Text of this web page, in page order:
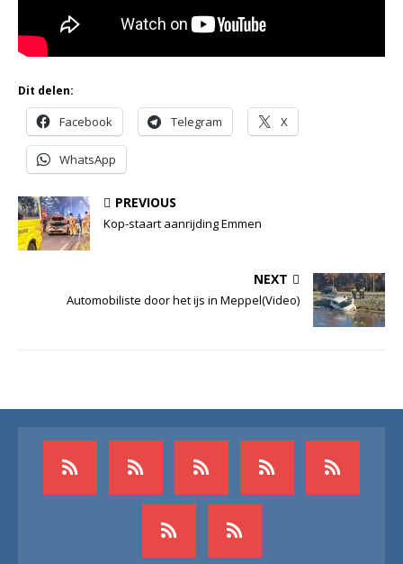
Dit delen:
Facebook Telegram X
WhatsApp
PREVIOUS
Kop-staart aanrijding Emmen
NEXT
Automobiliste door het ijs in Meppel(Video)